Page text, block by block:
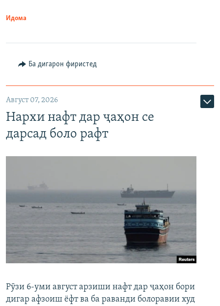
Идома
Ба дигарон фиристед
Август 07, 2026
Нархи нафт дар ҷаҳон се
дарсад боло рафт
Рӯзи 6-уми август арзиши нафт дар ҷаҳон бори
дигар афзоиш ёфт ва ба раванди болоравии худ